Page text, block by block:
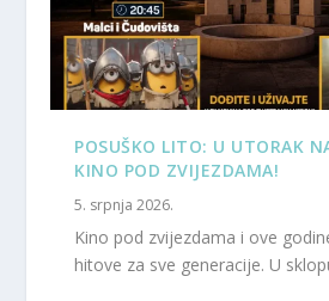
POSUŠKO LITO: U UTORAK
KINO POD ZVIJEZDAMA!
5. srpnja 2026.
Kino pod zvijezdama i ove
hitove za sve generacije. U